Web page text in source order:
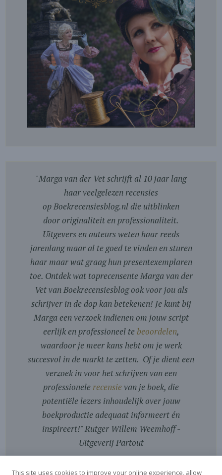
"Marga van der Vet schrijft al 10 jaar lang
haar veelgelezen recensies
op Boekrecensiesblog.nl die uitblinken
door originaliteit en professionaliteit.
Uitgevers en auteurs weten haar reeds
jarenlang maar al te goed te vinden en sturen
haar maar wat graag hun presentexemplaren
toe. Ontdek wat toprecensente Marga van der
Vet van Boekrecensiesblog ook voor jou als
schrijver in de dop kan betekenen! Je kunt bij
Marga een verzoek indienen om jouw script
eerlijk en professioneel te beoordelen,
waardoor je meer kans hebt om je werk
succesvol in de markt te zetten. Of je dient een
verzoek in voor het schrijven van een
professionele recensievan je boek, die
potentiële lezers inhoudelijk over jouw
boekproductie adequaat informeert én
inspireert!"Rutger Willem Weemhoff -
Uitgeverij Partout
This site uses cookies to improve your online experience, allow